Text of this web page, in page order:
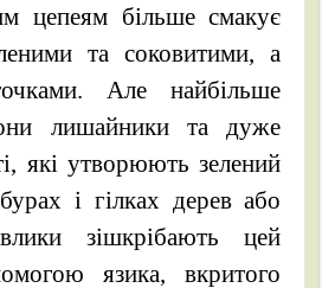
цепеям більше смакує
та соковитими, а
Але найбільше
лишайники та дуже
які утворюють зелений
і гілках дерев або
зішкрібають цей
язика, вкритого